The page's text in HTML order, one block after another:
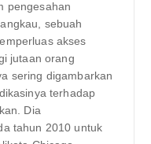
pengesahan
sebuah
akses
jutaan orang
sering digambarkan
terhadap
Dia
tahun 2010 untuk